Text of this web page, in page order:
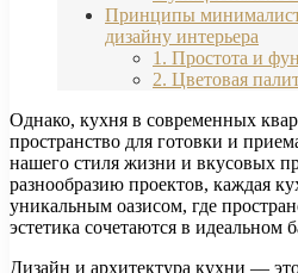
Принципы
дизайну интерьера
1. Простота и
2. Цветовая
Однако, кухня в современных
пространство для готовки и
нашего стиля жизни и вкусовых
разнообразию проектов, каждая
уникальным оазисом, где
эстетика сочетаются в идеальном
Дизайн и архитектура кухни —